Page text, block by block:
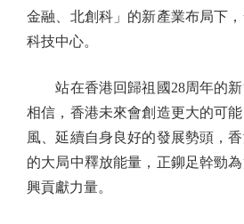
金融、北創科」的新產業布局下
科技中心。
站在香港回歸祖國28周年的新
相信，香港未來會創造更大的可
風、延續自身良好的發展勢頭，
的大局中釋放能量，正鉚足幹勁
興貢獻力量。